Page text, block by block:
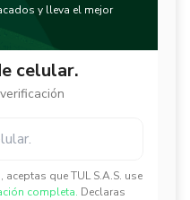
y lleva el mejor
celular.
que TUL S.A.S. use
completa. Declaras
✕
✕